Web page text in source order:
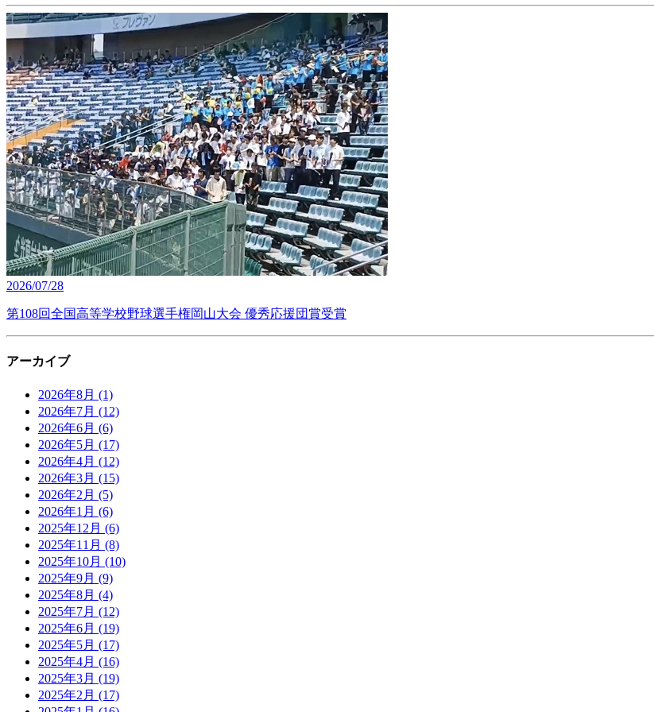
2026/07/28
第108回全国高等学校野球選手権岡山大会 優秀応援団賞受賞
アーカイブ
2026年8月 (1)
2026年7月 (12)
2026年6月 (6)
2026年5月 (17)
2026年4月 (12)
2026年3月 (15)
2026年2月 (5)
2026年1月 (6)
2025年12月 (6)
2025年11月 (8)
2025年10月 (10)
2025年9月 (9)
2025年8月 (4)
2025年7月 (12)
2025年6月 (19)
2025年5月 (17)
2025年4月 (16)
2025年3月 (19)
2025年2月 (17)